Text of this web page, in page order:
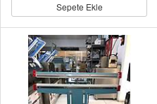
Sepete Ekle